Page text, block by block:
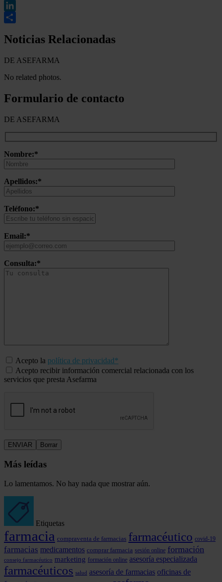
WhatsApp
LinkedIn
Noticias Relacionadas
DE ASEFARMA
No related photos.
Formulario de contacto
DE ASEFARMA
Nombre:*
Apellidos:*
Teléfono:*
Email:*
Consulta:*
Acepto la política de privacidad*
Acepto recibir información comercial relacionada con los
servicios que presta Asefarma
Más leídas
Lo lamentamos. No hay nada que mostrar aún.
Etiquetas
farmacia compraventa de farmacias farmacéutico covid-19
farmacias medicamentos comprar farmacia sesión online formación
consejo farmacéutico marketing formación online asesoría especializada
farmacéuticos salud asesoría de farmacias oficinas de